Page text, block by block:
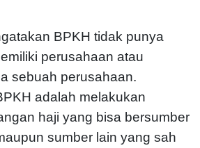
BPKH tidak punya
perusahaan atau
sebuah perusahaan.
adalah melakukan
haji yang bisa bersumber
sumber lain yang sah